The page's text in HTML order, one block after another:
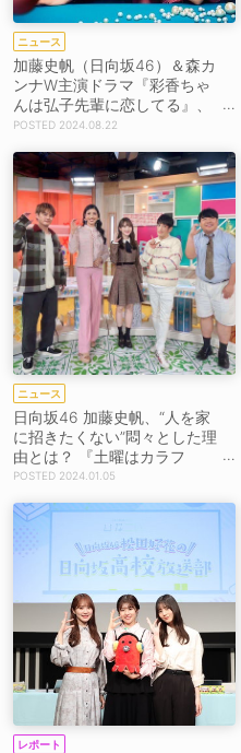
ニュース
加藤史帆（日向坂46）＆森カ
ンナW主演ドラマ『彩香ちゃ
んは弘子先輩に恋してる』、
BD＆DVD-BOX発売決定！
2024.08.22
ニュース
日向坂46 加藤史帆、“人を家
に招きたくない”悶々とした理
由とは？ 『土曜はカラフ
ル!!!』出演決定
2024.01.05
レポート